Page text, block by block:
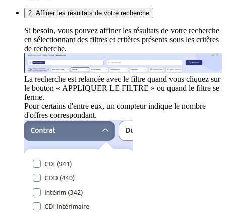
2. Affiner les résultats de votre recherche
Si besoin, vous pouvez affiner les résultats de votre recherche
en sélectionnant des filtres et critères présents sous les critères
de recherche.
La recherche est relancée avec le filtre quand vous cliquez sur
le bouton « APPLIQUER LE FILTRE » ou quand le filtre se
ferme.
Pour certains d'entre eux, un compteur indique le nombre
d'offres correspondant.